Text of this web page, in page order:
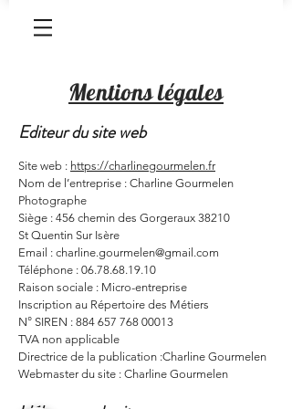
Mentions légales
Editeur du site web
Site web : https://charlinegourmelen.fr
Nom de l’entreprise : Charline Gourmelen
Photographe
Siège : 456 chemin des Gorgeraux 38210
St Quentin Sur Isère
Email : charline.gourmelen@gmail.com
Téléphone : 06.78.68.19.10
Raison sociale : Micro-entreprise
Inscription au Répertoire des Métiers
N° SIREN : 884 657 768 00013
TVA non applicable
Directrice de la publication :Charline Gourmelen
Webmaster du site : Charline Gourmelen